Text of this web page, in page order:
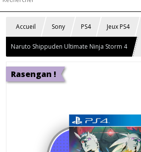
Accueil Sony PS4 Jeux PS4
Naruto Shippuden Ultimate Ninja Storm 4
Rasengan !